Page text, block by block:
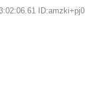
ID:amzki+pj0